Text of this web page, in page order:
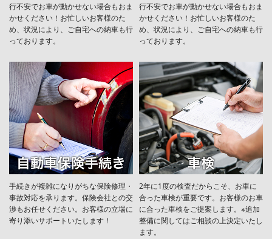
行不安でお車が動かせない場合もおま
かせください！お忙しいお客様のた
め、状況により、ご自宅への納⾞も⾏
っております。
行不安でお車が動かせない場合もおま
かせください！お忙しいお客様のた
め、状況により、ご自宅への納⾞も⾏
っております。
手続きが複雑になりがちな保険修理・
事故対応を承ります。保険会社との交
渉もお任せください。お客様の立場に
寄り添いサポートいたします！
2年に1度の検査だからこそ、お車に
合った車検が重要です。お客様のお車
に合った車検をご提案します。※追加
整備に関してはご相談の上決定いたし
ます。